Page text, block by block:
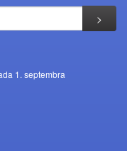
1. septembra